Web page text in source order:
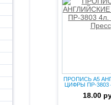
ПРОПИСЬ А5
ЦИФРЫ ПР-3803
18.00